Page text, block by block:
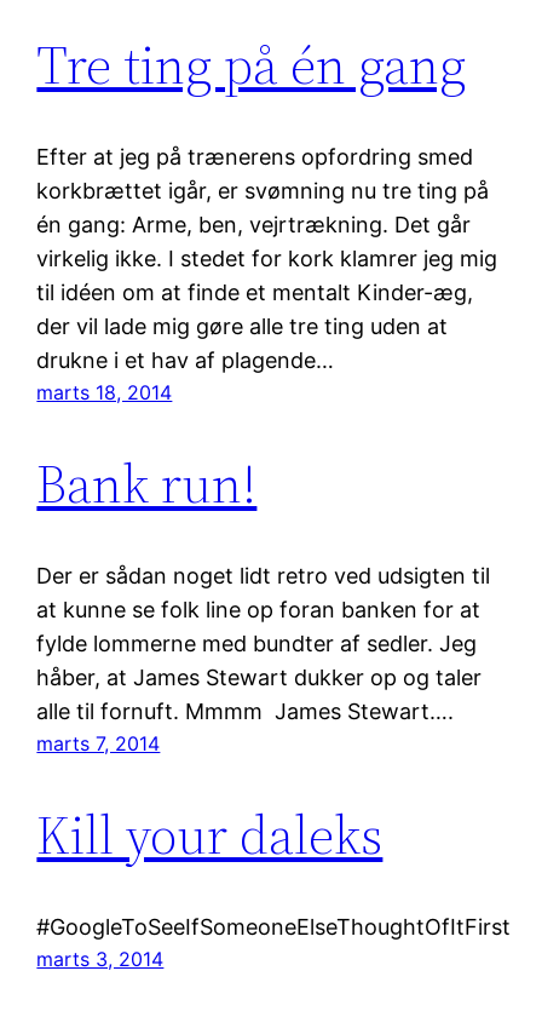
Tre ting på én gang
Efter at jeg på trænerens opfordring smed
korkbrættet igår, er svømning nu tre ting på
én gang: Arme, ben, vejrtrækning. Det går
virkelig ikke. I stedet for kork klamrer jeg mig
til idéen om at finde et mentalt Kinder-æg,
der vil lade mig gøre alle tre ting uden at
drukne i et hav af plagende…
marts 18, 2014
Bank run!
Der er sådan noget lidt retro ved udsigten til
at kunne se folk line op foran banken for at
fylde lommerne med bundter af sedler. Jeg
håber, at James Stewart dukker op og taler
alle til fornuft. Mmmm James Stewart….
marts 7, 2014
Kill your daleks
#GoogleToSeeIfSomeoneElseThoughtOfItFirst
marts 3, 2014